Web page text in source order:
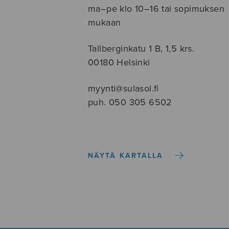
ma–pe klo 10–16 tai sopimuksen
mukaan
Tallberginkatu 1 B, 1,5 krs.
00180 Helsinki
myynti@sulasol.fi
puh. 050 305 6502
NÄYTÄ KARTALLA